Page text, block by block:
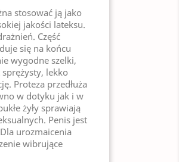
stosować ją jako
jakości lateksu.
Część
się na końcu
wygodne szelki,
lekko
Proteza przedłuża
w dotyku jak i w
żyły sprawiają
Penis jest
urozmaicenia
wibrujące